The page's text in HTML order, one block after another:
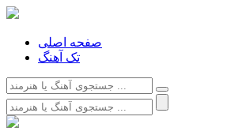
صفحه اصلی
تک آهنگ